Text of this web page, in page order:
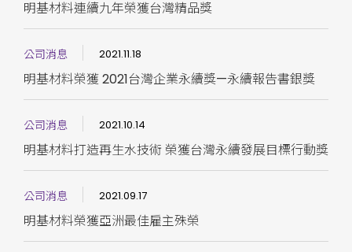
明基材料連續九年榮獲台灣精品獎
公司消息 2021.11.18
明基材料榮獲 2021台灣企業永續獎—永續報告書銀獎
公司消息 2021.10.14
明基材料打造再生水技術 榮獲台灣永續發展目標行動獎
公司消息 2021.09.17
明基材料榮獲亞洲最佳雇主殊榮